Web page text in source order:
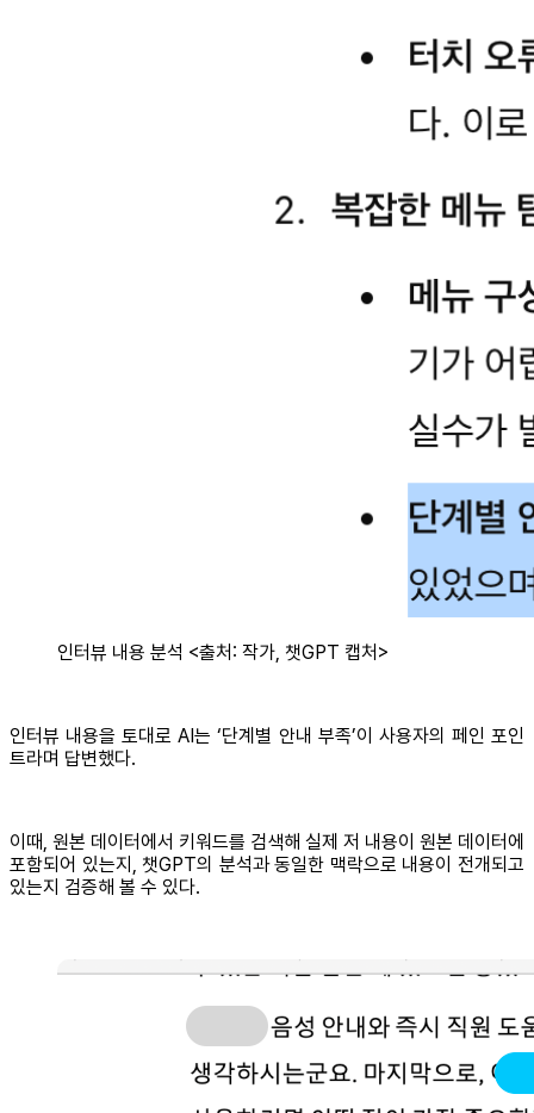
인터뷰 내용 분석 <출처: 작가, 챗GPT 캡처>
인터뷰 내용을 토대로 AI는 ‘단계별 안내 부족’이 사용자의 페인 포인
트라며 답변했다.
이때, 원본 데이터에서 키워드를 검색해 실제 저 내용이 원본 데이터에
포함되어 있는지, 챗GPT의 분석과 동일한 맥락으로 내용이 전개되고
있는지 검증해 볼 수 있다.